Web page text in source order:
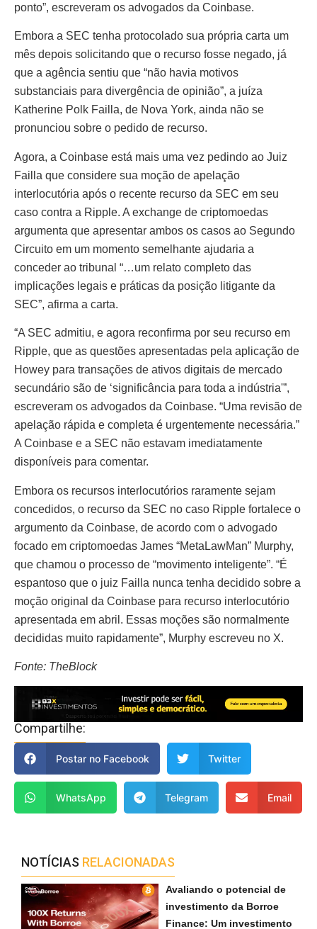
ponto”, escreveram os advogados da Coinbase.
Embora a SEC tenha protocolado sua própria carta um
mês depois solicitando que o recurso fosse negado, já
que a agência sentiu que “não havia motivos
substanciais para divergência de opinião”, a juíza
Katherine Polk Failla, de Nova York, ainda não se
pronunciou sobre o pedido de recurso.
Agora, a Coinbase está mais uma vez pedindo ao Juiz
Failla que considere sua moção de apelação
interlocutória após o recente recurso da SEC em seu
caso contra a Ripple. A exchange de criptomoedas
argumenta que apresentar ambos os casos ao Segundo
Circuito em um momento semelhante ajudaria a
conceder ao tribunal “…um relato completo das
implicações legais e práticas da posição litigante da
SEC”, afirma a carta.
“A SEC admitiu, e agora reconfirma por seu recurso em
Ripple, que as questões apresentadas pela aplicação de
Howey para transações de ativos digitais de mercado
secundário são de ‘significância para toda a indústria'”,
escreveram os advogados da Coinbase. “Uma revisão de
apelação rápida e completa é urgentemente necessária.”
A Coinbase e a SEC não estavam imediatamente
disponíveis para comentar.
Embora os recursos interlocutórios raramente sejam
concedidos, o recurso da SEC no caso Ripple fortalece o
argumento da Coinbase, de acordo com o advogado
focado em criptomoedas James “MetaLawMan” Murphy,
que chamou o processo de “movimento inteligente”. “É
espantoso que o juiz Failla nunca tenha decidido sobre a
moção original da Coinbase para recurso interlocutório
apresentada em abril. Essas moções são normalmente
decididas muito rapidamente”, Murphy escreveu no X.
Fonte: TheBlock
Compartilhe:
Postar no Facebook Twitter
WhatsApp Telegram Email
NOTÍCIAS RELACIONADAS
Avaliando o potencial de
investimento da Borroe
Finance: Um investimento